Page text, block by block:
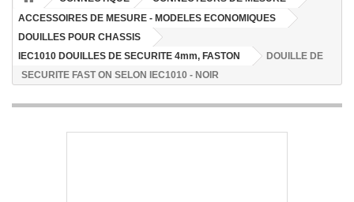
ACCESSOIRES DE MESURE - MODELES ECONOMIQUES
DOUILLES POUR CHASSIS
IEC1010 DOUILLES DE SECURITE 4mm, FASTON
DOUILLE DE
SECURITE FAST ON SELON IEC1010 - NOIR